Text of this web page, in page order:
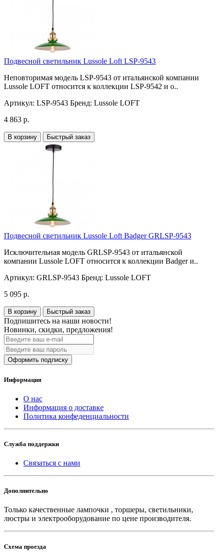
Подвесной светильник Lussole Loft LSP-9543
Неповторимая модель LSP-9543 от итальянской компании
Lussole LOFT относится к коллекции LSP-9542 и о..
Артикул: LSP-9543 Бренд: Lussole LOFT
4 863 р.
В корзину Быстрый заказ
Подвесной светильник Lussole Loft Badger GRLSP-9543
Исключительная модель GRLSP-9543 от итальянской
компании Lussole LOFT относится к коллекции Badger и..
Артикул: GRLSP-9543 Бренд: Lussole LOFT
5 095 р.
В корзину Быстрый заказ
Подпишитесь на наши новости!
Новинки, скидки, предложения!
Оформить подписку
Информация
О нас
Информация о доставке
Политика конфеденциальности
Служба поддержки
Связаться с нами
Дополнительно
Только качественные лампочки , торшеры, светильники,
люстры и электрооборудование по цене производителя.
Схема проезда